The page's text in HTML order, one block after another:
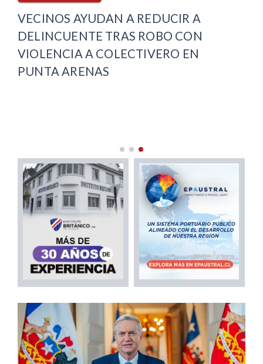
VECINOS AYUDAN A REDUCIR A
DELINCUENTE TRAS ROBO CON
VIOLENCIA A COLECTIVERO EN
PUNTA ARENAS